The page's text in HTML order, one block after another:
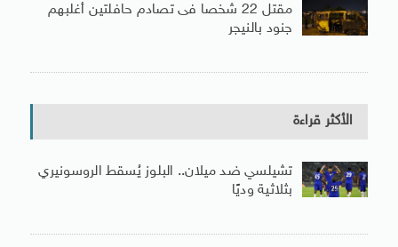
مقتل 22 شخصا فى تصادم حافلتين أغلبهم
جنود بالنيجر
الأكثر قراءة
تشيلسي ضد ميلان.. البلوز يُسقط الروسونيري
بثلاثية وديًا